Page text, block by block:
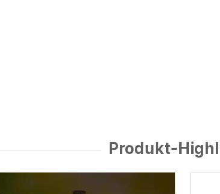
Produkt-